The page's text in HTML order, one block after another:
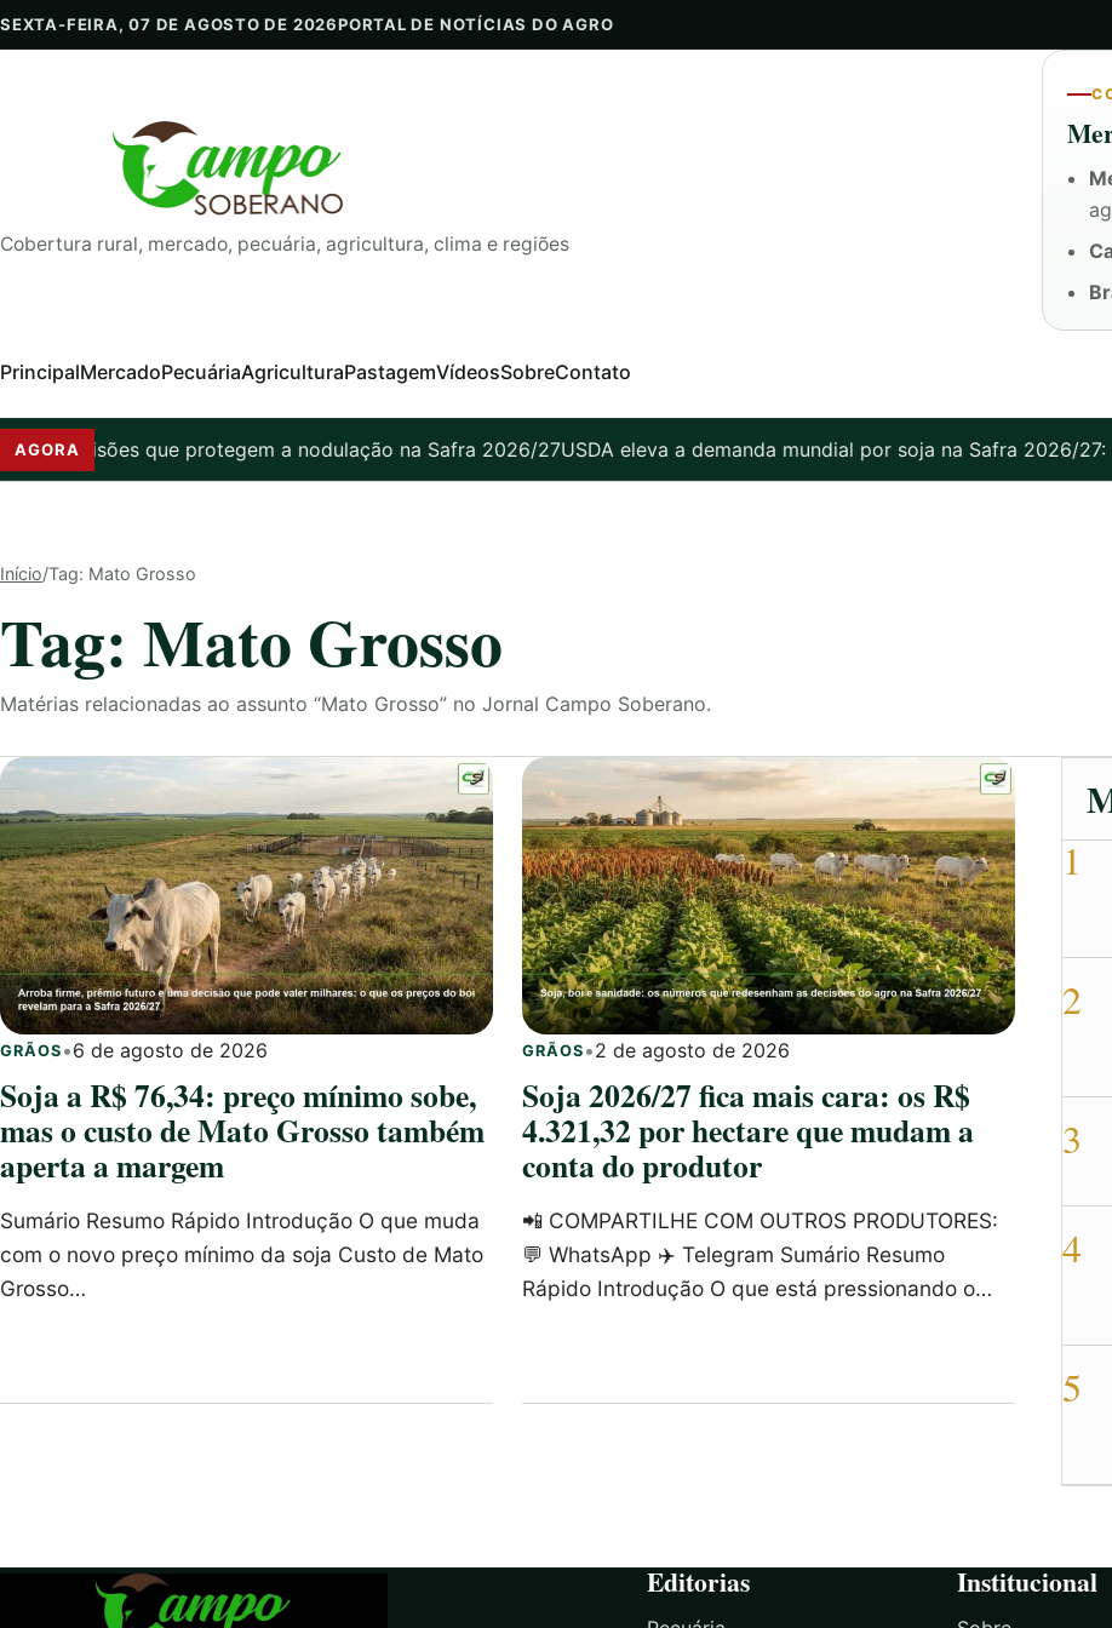
Pular para o conteúdo
SEXTA-FEIRA, 07 DE AGOSTO DE 2026PORTAL DE NOTÍCIAS DO AGRO
Cobertura rural, mercado, pecuária, agricultura, clima e regiões
PrincipalMercadoPecuáriaAgriculturaPastagemVídeosSobreContato
AGORA
7 decisões que protegem a nodulação na Safra 2026/27USDA eleva a demanda mundial por soja na Safra 2026/27:
Início/Tag: Mato Grosso
Tag: Mato Grosso
Matérias relacionadas ao assunto “Mato Grosso” no Jornal Campo Soberano.
GRÃOS •6 de agosto de 2026
Soja a R$ 76,34: preço mínimo sobe,
mas o custo de Mato Grosso também
aperta a margem
Sumário Resumo Rápido Introdução O que muda
com o novo preço mínimo da soja Custo de Mato
Grosso…
GRÃOS •2 de agosto de 2026
Soja 2026/27 fica mais cara: os R$
4.321,32 por hectare que mudam a
conta do produtor
📲 COMPARTILHE COM OUTROS PRODUTORES:
💬 WhatsApp ✈️ Telegram Sumário Resumo
Rápido Introdução O que está pressionando o…
1
2
3
4
5
Editorias Institucional